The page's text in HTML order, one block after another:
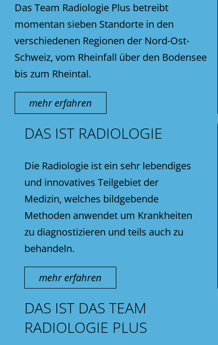
Das Team Radiologie Plus betreibt
momentan sieben Standorte in den
verschiedenen Regionen der Nord-Ost-
Schweiz, vom Rheinfall über den Bodensee
bis zum Rheintal.
mehr erfahren
DAS IST RADIOLOGIE
Die Radiologie ist ein sehr lebendiges
und innovatives Teilgebiet der
Medizin, welches bildgebende
Methoden anwendet um Krankheiten
zu diagnostizieren und teils auch zu
behandeln.
mehr erfahren
DAS IST DAS TEAM
RADIOLOGIE PLUS